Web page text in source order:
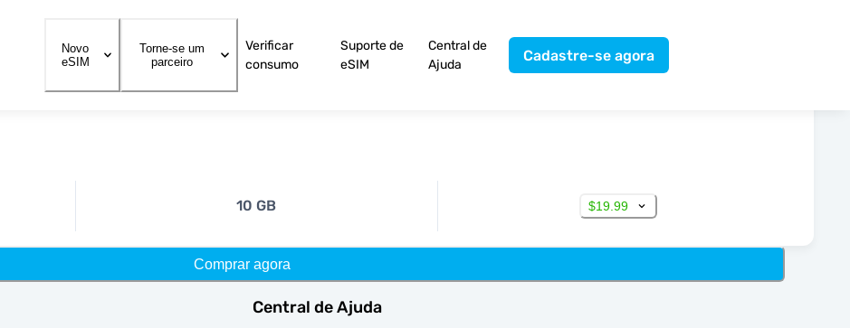
Novo
eSIM
Torne-se um
parceiro
Verificar
consumo
Suporte de
eSIM
Central de
Ajuda
Cadastre-se agora
10 GB $19.99
Comprar agora
Central de Ajuda